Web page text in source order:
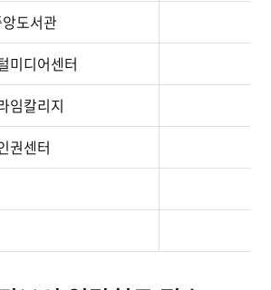
도서관
미디어센터
임칼리지
권센터